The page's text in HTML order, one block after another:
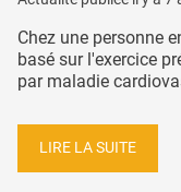
Chez une personne
basé sur l'exercice
par maladie
LIRE LA SUITE